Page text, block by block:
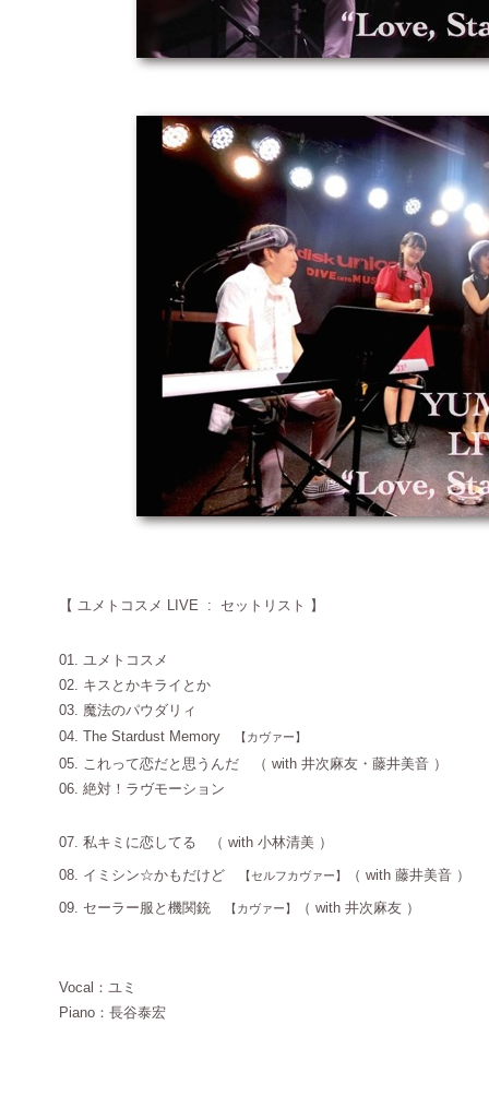
【 ユメトコスメ LIVE : セットリスト 】
01. ユメトコスメ
02. キスとかキライとか
03. 魔法のパウダリィ
04. The Stardust Memory
【カヴァー】
05. これって恋だと思うんだ （ with 井次麻友・藤井美音 ）
06. 絶対！ラヴモーション
07. 私キミに恋してる （ with 小林清美 ）
08. イミシン☆かもだけど
【セルフカヴァー】 （ with 藤井美音 ）
09. セーラー服と機関銃
【カヴァー】 （ with 井次麻友 ）
Vocal：ユミ
Piano：長谷泰宏